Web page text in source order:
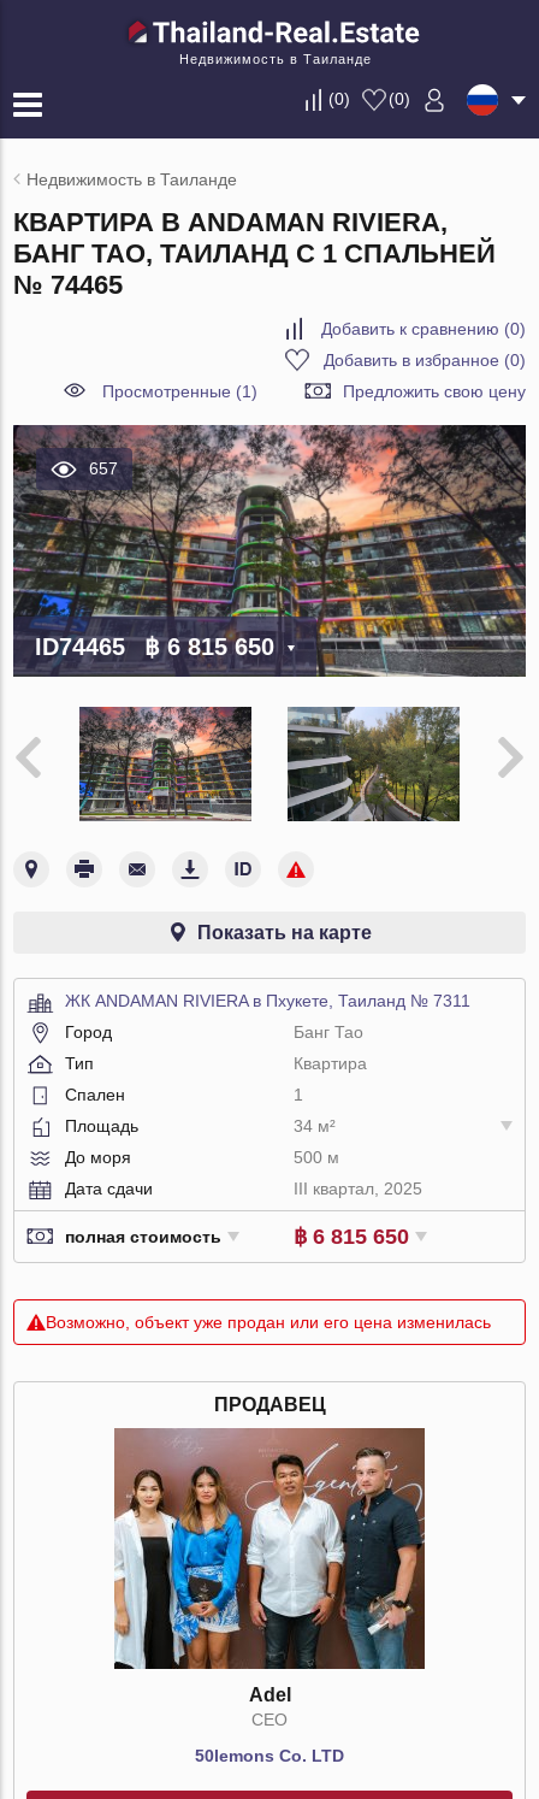
Недвижимость в Таиланде
(0) (0)
Недвижимость в Таиланде
КВАРТИРА В ANDAMAN RIVIERA,
БАНГ ТАО, ТАИЛАНД С 1 СПАЛЬНЕЙ
№ 74465
Добавить к сравнению (0)
Добавить в избранное (0)
Просмотренные (1)
Предложить свою цену
657
ID74465 ฿ 6 815 650
Показать на карте
ЖК ANDAMAN RIVIERA в Пхукете, Таиланд № 7311
Город
Банг Тао
Тип
Квартира
Спален
1
Площадь
34 м²
До моря
500 м
Дата сдачи
III квартал, 2025
полная стоимость ฿ 6 815 650
Возможно, объект уже продан или его цена изменилась
ПРОДАВЕЦ
Adel
CEO
50lemons Co. LTD